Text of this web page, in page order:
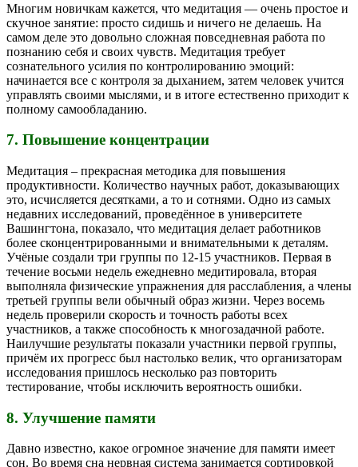
Многим новичкам кажется, что медитация — очень простое и
скучное занятие: просто сидишь и ничего не делаешь. На
самом деле это довольно сложная повседневная работа по
познанию себя и своих чувств. Медитация требует
сознательного усилия по контролированию эмоций:
начинается все с контроля за дыханием, затем человек учится
управлять своими мыслями, и в итоге естественно приходит к
полному самообладанию.
7. Повышение концентрации
Медитация – прекрасная методика для повышения
продуктивности. Количество научных работ, доказывающих
это, исчисляется десятками, а то и сотнями. Одно из самых
недавних исследований, проведённое в университете
Вашингтона, показало, что медитация делает работников
более сконцентрированными и внимательными к деталям.
Учёные создали три группы по 12-15 участников. Первая в
течение восьми недель ежедневно медитировала, вторая
выполняла физические упражнения для расслабления, а члены
третьей группы вели обычный образ жизни. Через восемь
недель проверили скорость и точность работы всех
участников, а также способность к многозадачной работе.
Наилучшие результаты показали участники первой группы,
причём их прогресс был настолько велик, что организаторам
исследования пришлось несколько раз повторить
тестирование, чтобы исключить вероятность ошибки.
8. Улучшение памяти
Давно известно, какое огромное значение для памяти имеет
сон. Во время сна нервная система занимается сортировкой